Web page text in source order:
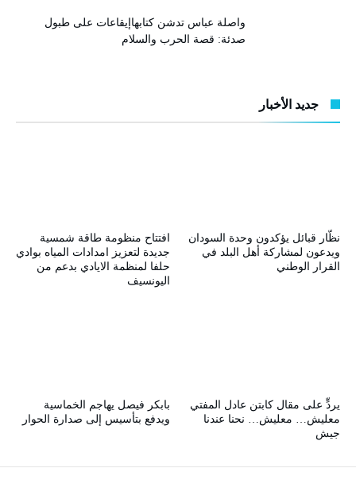
واصلة عباس تدشن كتابهاإيقاعات على طبول
صدئة: قصة الحرب والسلام
جديد الأخبار
افتتاح منظومة طاقة شمسية
جديدة لتعزيز امدادات المياه بوادي
حلفا لمنظمة الايادي بدعم من
اليونسيف
نظّار قبائل يؤكدون وحدة السودان
ويدعون لمشاركة أهل البلد في
القرار الوطني
بابكر فيصل يهاجم الخماسية
ويدفع بتأسيس إلى صدارة الحوار
يردٍّ على مقال كابتن عادل المفتي
معليش… معليش… نحنا عندنا
جيش